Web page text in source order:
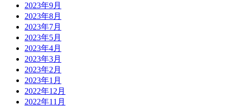
2023年9月
2023年8月
2023年7月
2023年5月
2023年4月
2023年3月
2023年2月
2023年1月
2022年12月
2022年11月